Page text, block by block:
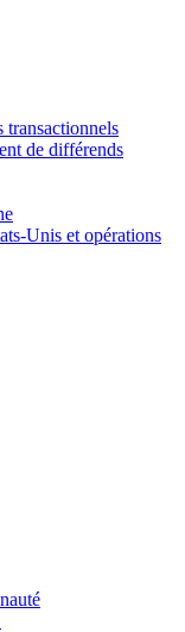
transactionnels
de différends
Unis et opérations